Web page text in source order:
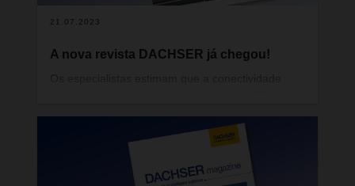
21.07.2023
A nova revista DACHSER já chegou!
recolha e o tratamento de dados são cada vez
mais determinantes e alteram a forma como
vivemos e trabalhamos. A outra certeza é que o
tratamento responsável dos dados facilita a vida e